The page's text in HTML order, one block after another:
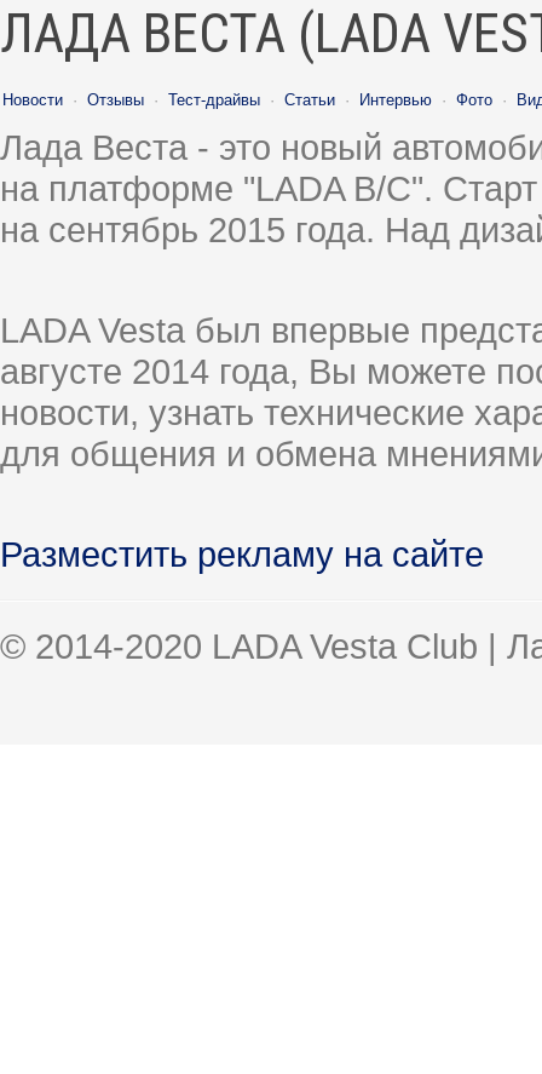
ЛАДА ВЕСТА (LADA
Новости · Отзывы · Тест-драйвы · Статьи · Интервью · Фото ·
Лада Веста - это новый
на платформе "LADA B/C".
на сентябрь 2015 года. Над
LADA Vesta был впервые
августе 2014 года, Вы можете
новости, узнать технические
для общения и обмена
Разместить рекламу на сайте
© 2014-2020 LADA Vesta Club |